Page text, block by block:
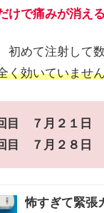
けで痛みが消える
初めて注射して
く効いていませ
目 ７月２１日
目 ７月２８日
怖すぎて緊張